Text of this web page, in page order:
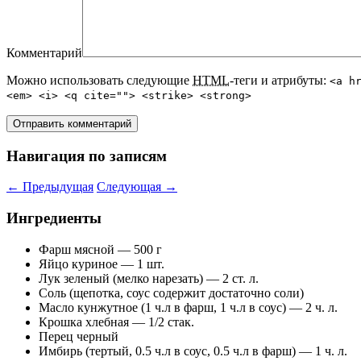
Комментарий
Можно использовать следующие HTML-теги и атрибуты: <a
<em> <i> <q cite=""> <strike> <strong>
Навигация по записям
← Предыдущая Следующая →
Ингредиенты
Фарш мясной — 500 г
Яйцо куриное — 1 шт.
Лук зеленый (мелко нарезать) — 2 ст. л.
Соль (щепотка, соус содержит достаточно соли)
Масло кунжутное (1 ч.л в фарш, 1 ч.л в соус) — 2 ч. л.
Крошка хлебная — 1/2 стак.
Перец черный
Имбирь (тертый, 0.5 ч.л в соус, 0.5 ч.л в фарш) — 1 ч. л.